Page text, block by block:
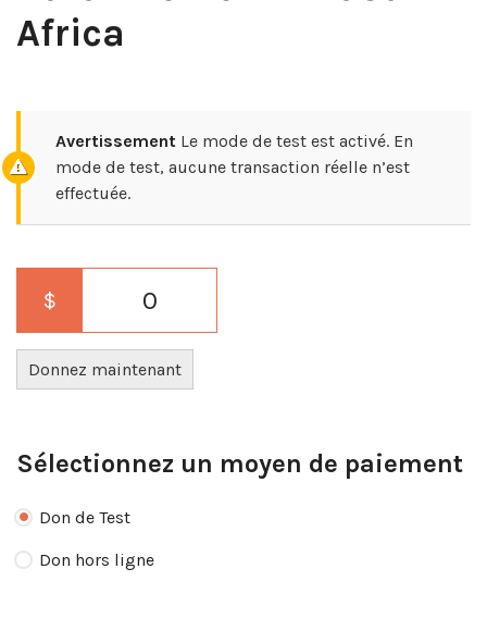
Africa
Avertissement Le mode de test est activé. En
mode de test, aucune transaction réelle n’est
effectuée.
$ 0
Donnez maintenant
Sélectionnez un moyen de paiement
Don de Test
Don hors ligne